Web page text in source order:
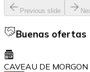
Previous slide
Buenas ofertas
CAVEAU DE MORGON